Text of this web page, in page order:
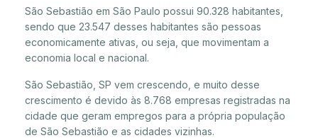
São Sebastião em São Paulo possui 90.328 habitantes,
sendo que 23.547 desses habitantes são pessoas
economicamente ativas, ou seja, que movimentam a
economia local e nacional.
São Sebastião, SP vem crescendo, e muito desse
crescimento é devido às 8.768 empresas registradas na
cidade que geram empregos para a própria população
de São Sebastião e as cidades vizinhas.